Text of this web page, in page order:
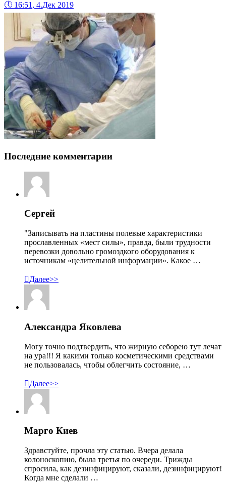
🕔 16:51, 4.Дек 2019
Последние комментарии
Сергей
"Записывать на пластины полевые характеристики
прославленных «мест силы», правда, были трудности
перевозки довольно громоздкого оборудования к
источникам «целительной информации». Какое …
Далее>>
Александра Яковлева
Могу точно подтвердить, что жирную себорею тут лечат
на ура!!! Я какими только косметическими средствами
не пользовалась, чтобы облегчить состояние, …
Далее>>
Марго Киев
Здравстуйте, прочла эту статью. Вчера делала
колоноскопию, была третья по очереди. Трижды
спросила, как дезинфицируют, сказали, дезинфицируют!
Когда мне сделали …